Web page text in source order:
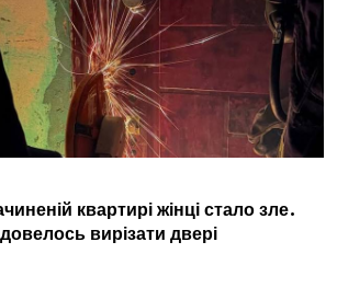
квартирі жінці стало зле.
вирізати двері